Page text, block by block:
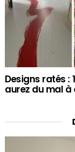
Designs ratés :
aurez du mal à